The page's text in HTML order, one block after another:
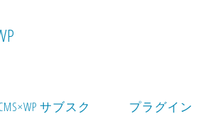
P
サブスク プラグイン